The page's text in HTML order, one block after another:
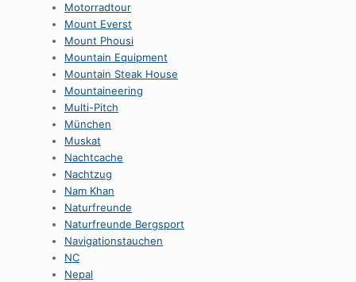
Motorradtour
Mount Everst
Mount Phousi
Mountain Equipment
Mountain Steak House
Mountaineering
Multi-Pitch
München
Muskat
Nachtcache
Nachtzug
Nam Khan
Naturfreunde
Naturfreunde Bergsport
Navigationstauchen
NC
Nepal